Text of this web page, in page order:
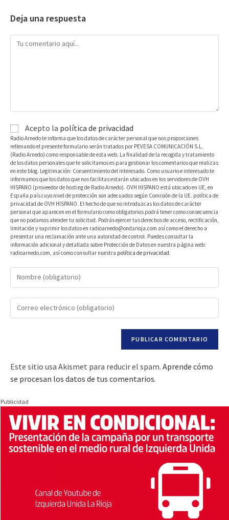
Deja una respuesta
Acepto la política de privacidad
Radio Arnedo te informa que los datos de carácter personal que nos proporciones
rellenando el presente formulario serán tratados por PEVESA COMUNICACIÓN S.L.
(Radio Arnedo) como responsable de esta web. La finalidad de la recogida y tratamiento
de los datos personales que te solicitamos es para gestionar los comentarios que realizas
en este blog. Legitimación: Consentimiento del interesado. Como usuario e interesado te
informamos que los datos que nos facilitas estarán ubicados en los servidores de OVH
HISPANO (proveedor de hosting de Radio Arnedo). OVH HISPANO está ubicado en UE, en
España país cuyo nivel de protección son adecuados según Comisión de la UE. política de
privacidad de OVH HISPANO. El hecho de que no introduzcas los datos de carácter
personal que aparecen en el formulario como obligatorios podrá tener como consecuencia
que no podamos atender tu solicitud. Podrás ejercer tus derechos de acceso, rectificación,
limitación y suprimir los datos en radioarnedo@ondarioja.com así como el derecho a
presentar una reclamación ante una autoridad de control. Puedes consultar la
información adicional y detallada sobre Protección de Datos en nuestra página web:
radioarnedo.com, así como consultar nuestra política de privacidad.
Este sitio usa Akismet para reducir el spam. Aprende cómo
se procesan los datos de tus comentarios.
Publicidad